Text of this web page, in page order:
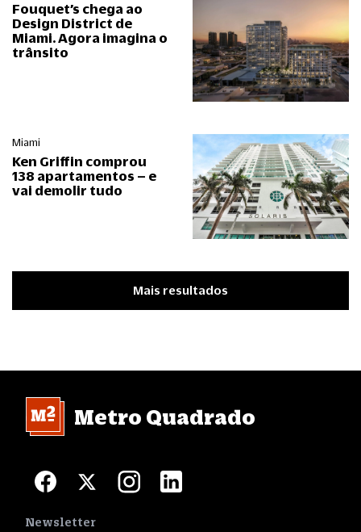
Fouquet’s chega ao
Design District de
Miami. Agora imagina o
trânsito
Miami
Ken Griffin comprou
138 apartamentos – e
vai demolir tudo
Mais resultados
Metro Quadrado
Newsletter